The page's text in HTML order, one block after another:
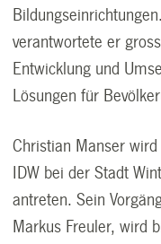
verantwortete er
Entwicklung und
Lösungen für
Christian Manser
IDW bei der Stadt
antreten. Sein
Markus Freuler, wird